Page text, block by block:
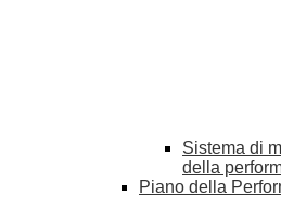
Sistema di
della
Piano della